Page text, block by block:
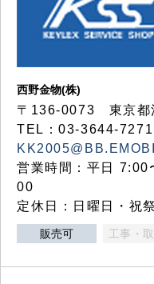
西野金物(株)
〒136-0073 東京都
TEL：
営業時間：平日
00
定休日：日曜日・祝
販売可 工事・